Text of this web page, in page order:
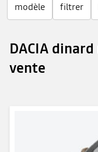
modèle filtrer
DACIA
vente